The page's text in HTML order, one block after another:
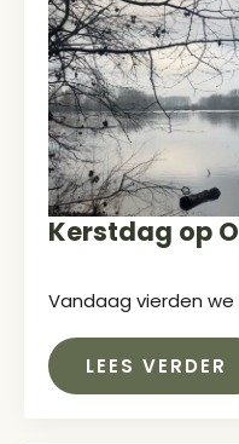
Kerstdag op
Vandaag vierden we
LEES VERDER